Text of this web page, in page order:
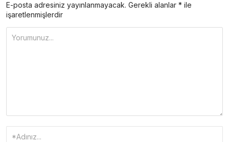
E-posta adresiniz yayınlanmayacak. Gerekli alanlar * ile
işaretlenmişlerdir